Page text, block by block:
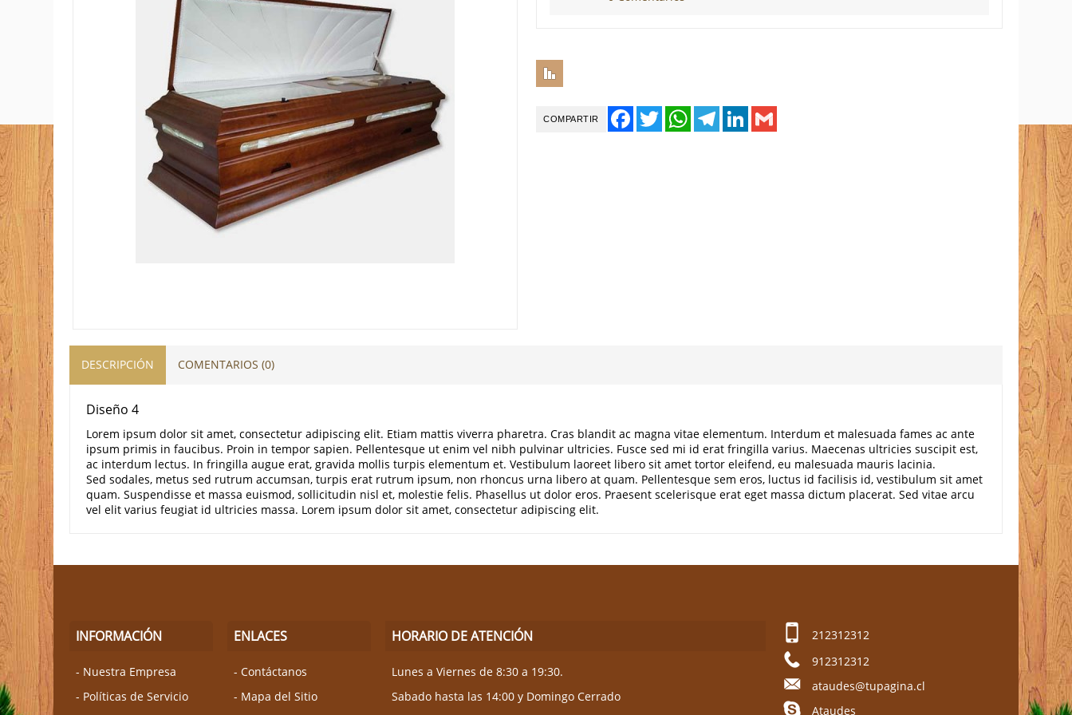
COMPARTIR Facebook
Twitter WhatsAppTelegramLinkedIn
DESCRIPCIÓN COMENTARIOS (0)
Diseño 4
Lorem ipsum dolor sit amet, consectetur adipiscing elit. Etiam mattis viverra pharetra. Cras blandit ac magna vitae elementum. Interdum et malesuada fames ac ante
ipsum primis in faucibus. Proin in tempor sapien. Pellentesque ut enim vel nibh pulvinar ultricies. Fusce sed mi id erat fringilla varius. Maecenas ultricies suscipit est,
ac interdum lectus. In fringilla augue erat, gravida mollis turpis elementum et. Vestibulum laoreet libero sit amet tortor eleifend, eu malesuada mauris lacinia.
Sed sodales, metus sed rutrum accumsan, turpis erat rutrum ipsum, non rhoncus urna libero at quam. Pellentesque sem eros, luctus id facilisis id, vestibulum sit amet
quam. Suspendisse et massa euismod, sollicitudin nisl et, molestie felis. Phasellus ut dolor eros. Praesent scelerisque erat eget massa dictum placerat. Sed vitae arcu
vel elit varius feugiat id ultricies massa. Lorem ipsum dolor sit amet, consectetur adipiscing elit.
INFORMACIÓN
Nuestra Empresa
Políticas de Servicio
ENLACES
Contáctanos
Mapa del Sitio
HORARIO DE ATENCIÓN
Lunes a Viernes de 8:30 a 19:30.
Sabado hasta las 14:00 y Domingo Cerrado
212312312
912312312
ataudes@tupagina.cl
Ataudes